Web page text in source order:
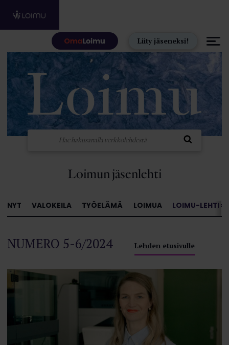
Liity jäseneksi!
Loimun jäsenlehti
NYT VALOKEILA TYÖELÄMÄ LOIMUA LOIMU-LEHTI »
NUMERO 5-6/2024 Lehden etusivulle